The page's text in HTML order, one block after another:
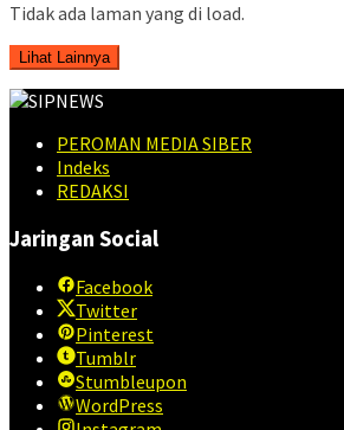
Tidak ada laman yang di load.
Lihat Lainnya
PEROMAN MEDIA SIBER
Indeks
REDAKSI
Jaringan Social
Facebook
Twitter
Pinterest
Tumblr
Stumbleupon
WordPress